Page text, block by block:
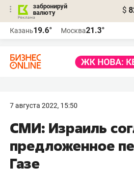
забронируй
валюту
$
Казань19.6° Москва21.3°
7 августа 2022, 15:50
СМИ: Израиль
предложенное
Газе